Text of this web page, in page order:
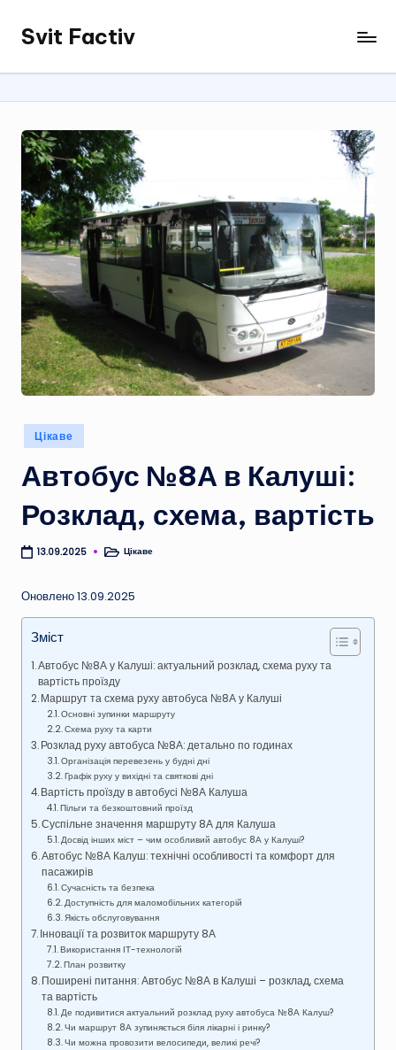
Перейти
вмісту
Svit Factiv
Опубліковано
у
Цікаве
Автобус №8А в Калуші:
Розклад, схема, вартість
13.09.2025
Опубліковано
Цікаве
Оновлено 13.09.2025
Зміст
Автобус №8А у Калуші: актуальний розклад, схема руху та
вартість проїзду
Маршрут та схема руху автобуса №8А у Калуші
Основні зупинки маршруту
Схема руху та карти
Розклад руху автобуса №8А: детально по годинах
Організація перевезень у будні дні
Графік руху у вихідні та святкові дні
Вартість проїзду в автобусі №8А Калуша
Пільги та безкоштовний проїзд
Суспільне значення маршруту 8А для Калуша
Досвід інших міст – чим особливий автобус 8А у Калуші?
Автобус №8А Калуш: технічні особливості та комфорт для
пасажирів
Сучасність та безпека
Доступність для маломобільних категорій
Якість обслуговування
Інновації та розвиток маршруту 8А
Використання ІТ-технологій
План розвитку
Поширені питання: Автобус №8А в Калуші – розклад, схема
та вартість
Де подивитися актуальний розклад руху автобуса №8А Калуш?
Чи маршрут 8А зупиняється біля лікарні і ринку?
Чи можна провозити велосипеди, великі речі?